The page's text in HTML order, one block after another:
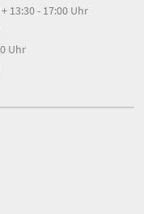
13:30 - 17:00 Uhr
Uhr